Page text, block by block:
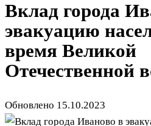
Вклад города
эвакуацию
время Великой
Отечественной
Обновлено 15.10.2023